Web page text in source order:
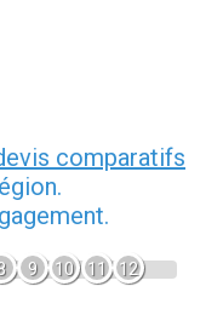
comparatifs
9 10 11 12